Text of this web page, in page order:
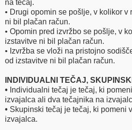
na tečaj.
• Drugi opomin se pošlje, v kolikor v
ni bil plačan račun.
• Opomin pred izvržbo se pošlje, v
izstavitve ni bil plačan račun.
• Izvržba se vloži na pristojno
od izstavitve ni bil plačan račun.
INDIVIDUALNI TEČAJ,
• Individualni tečaj je tečaj, ki
izvajalca ali dva tečajnika na
• Skupinski tečaj je tečaj, ki pomeni
izvajalca.